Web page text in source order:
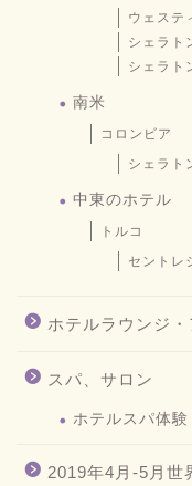
ウェステ
シェラト
シェラト
南米
コロンビア
シェラト
中東のホテル
トルコ
セントレ
ホテルラウンジ
スパ、サロン
ホテルスパ体験
2019年4月-5月世